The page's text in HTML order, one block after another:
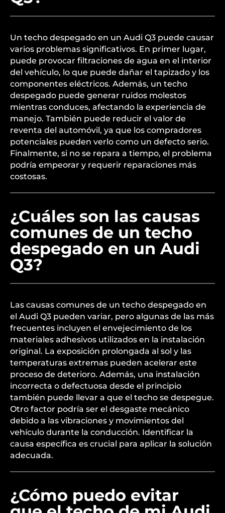
¿Qué problemas puede
despegado en un Audi
Q3?
Un techo despegado en un Audi Q3 puede causar
varios problemas significativos. En primer lugar,
puede provocar filtraciones de agua en el interior
del vehículo, lo que puede dañar el tapizado y los
componentes eléctricos. Además, un techo
despegado puede generar ruidos molestos
mientras conduces, afectando la experiencia de
manejo. También puede reducir el valor de
reventa del automóvil, ya que los compradores
Finalmente, si no se repara a tiempo, el problema
podría empeorar y requerir reparaciones más
costosas.
¿Cuáles son las causas
despegado en un Audi
Q3?
Las causas comunes de un techo despegado en
el Audi Q3 pueden variar, pero algunas de las más
frecuentes incluyen el envejecimiento de los
materiales adhesivos utilizados en la instalación
original. La exposición prolongada al sol y las
temperaturas extremas pueden acelerar este
proceso de deterioro. Además, una instalación
incorrecta o defectuosa desde el principio
también puede llevar a que el techo se despegue.
Otro factor podría ser el desgaste mecánico
vehículo durante la conducción. Identificar la
causa específica es crucial para aplicar la solución